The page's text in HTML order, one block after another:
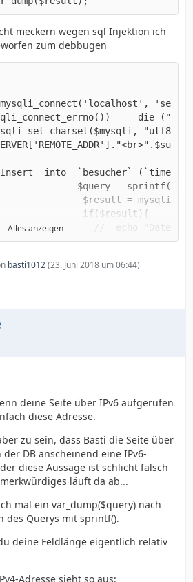
meckern wegen sql Injektion ich
zum debbugen
Alles anzeigen
basti1012(23. Juni 2018 um 06:44)
deine Seite über IPv6 aufgerufen
diese Adresse.
zu sein, dass Basti die Seite über
DB anscheinend eine IPv6-
diese Aussage ist schlicht falsch
läuft da ab...
mal ein var_dump($query) nach
des Querys mit sprintf().
deine Feldlänge eigentlich relativ
Adresse sieht so aus: